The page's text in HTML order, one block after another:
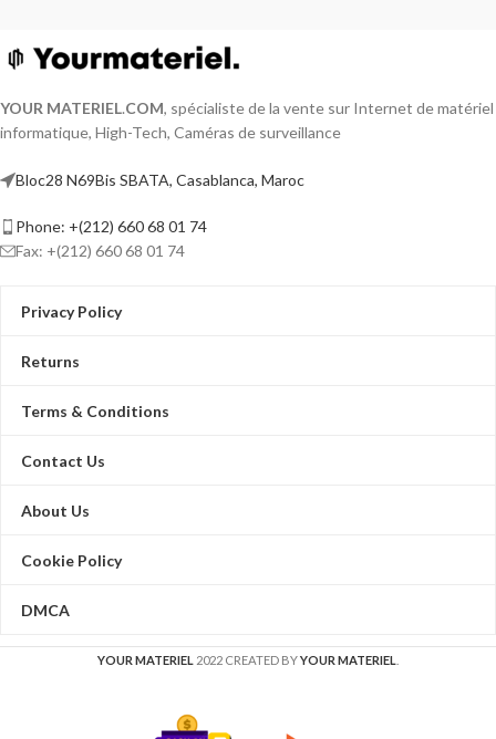
YOUR MATERIEL.COM, spécialiste de la vente sur Internet de matériel
informatique, High-Tech, Caméras de surveillance
Bloc28 N69Bis SBATA, Casablanca, Maroc
Phone: +(212) 660 68 01 74
Fax: +(212) 660 68 01 74
Privacy Policy
Returns
Terms & Conditions
Contact Us
About Us
Cookie Policy
DMCA
YOUR MATERIEL 2022 CREATED BYYOUR MATERIEL